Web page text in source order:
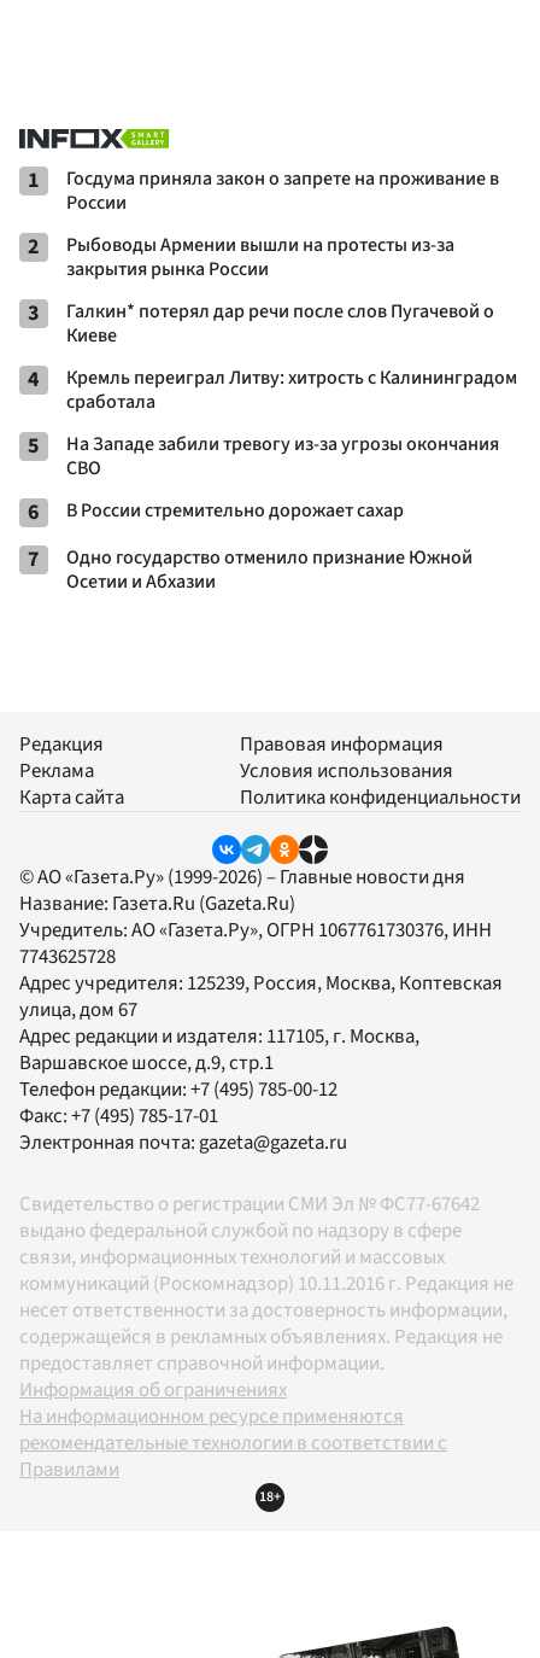
1
Госдума приняла закон о запрете на проживание в
России
2
Рыбоводы Армении вышли на протесты из-за
закрытия рынка России
3
Галкин* потерял дар речи после слов Пугачевой о
Киеве
4
Кремль переиграл Литву: хитрость с Калининградом
сработала
5
На Западе забили тревогу из-за угрозы окончания
СВО
6 В России стремительно дорожает сахар
7
Одно государство отменило признание Южной
Осетии и Абхазии
Редакция
Реклама
Карта сайта
Правовая информация
Условия использования
Политика конфиденциальности
© АО «Газета.Ру» (1999-2026) – Главные новости дня
Название: Газета.Ru (Gazeta.Ru)
Учредитель:АО «Газета.Ру», ОГРН 1067761730376, ИНН
7743625728
Адрес учредителя: 125239, Россия, Москва, Коптевская
улица, дом 67
Адрес редакции и издателя: 117105, г. Москва,
Варшавское шоссе, д.9, стр.1
Телефон редакции:+7 (495) 785-00-12
Факс:+7 (495) 785-17-01
Электронная почта:gazeta@gazeta.ru
Свидетельство о регистрации СМИ Эл № ФС77-67642
выдано федеральной службой по надзору в сфере
связи, информационных технологий и массовых
коммуникаций (Роскомнадзор) 10.11.2016 г. Редакция не
несет ответственности за достоверность информации,
содержащейся в рекламных объявлениях. Редакция не
предоставляет справочной информации.
Информация об ограничениях
На информационном ресурсе применяются
рекомендательные технологии в соответствии с
Правилами
18+